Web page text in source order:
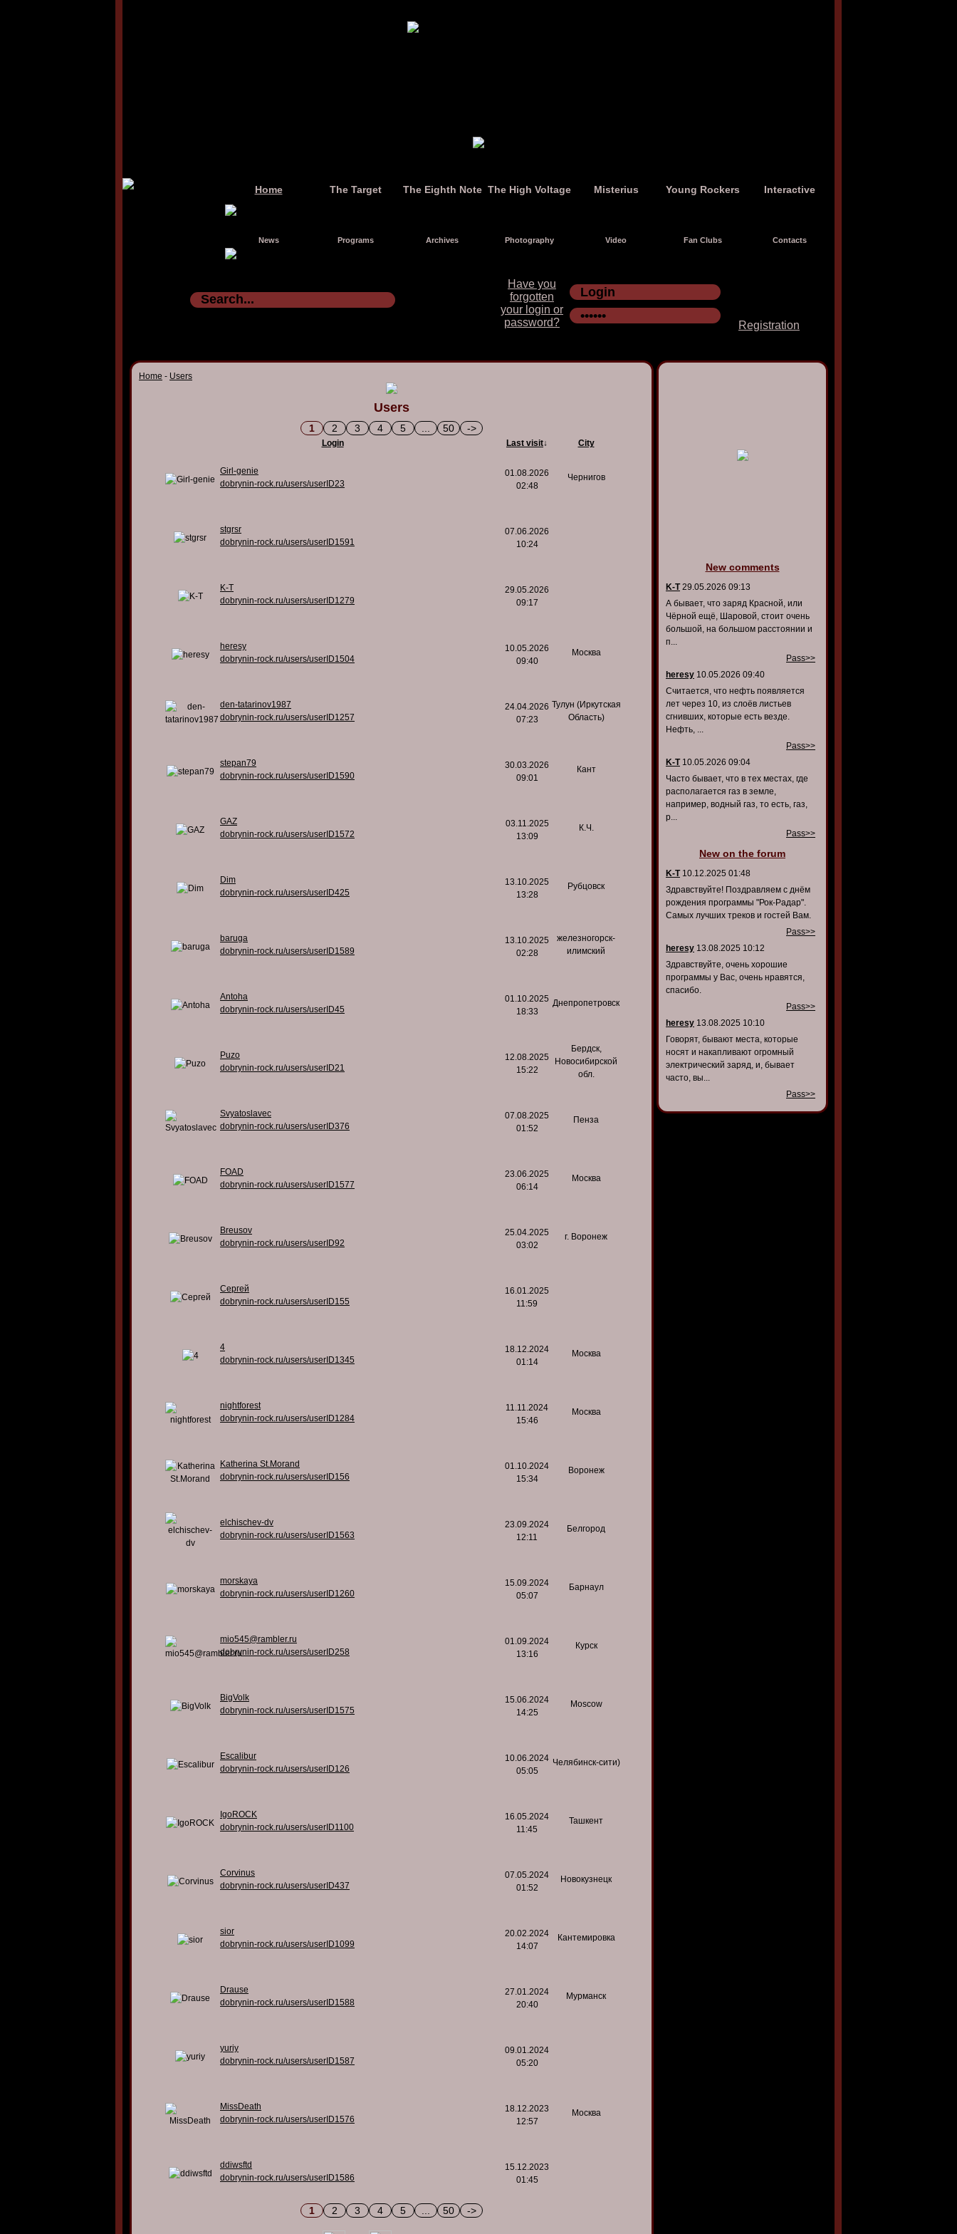
Home The Target The Eighth Note The High Voltage Misterius Young Rockers Interactive
News Programs Archives Photography Video Fan Clubs Contacts
Have you
forgotten
your login or
password?
Registration
Home - Users
Users
1 2 3 4 5 50 ->
Login Last visit↓ City
Girl-genie
dobrynin-rock.ru/users/userID23
01.08.2026
02:48
Чернигов
stgrsr
dobrynin-rock.ru/users/userID1591
07.06.2026
10:24
K-T
dobrynin-rock.ru/users/userID1279
29.05.2026
09:17
heresy
dobrynin-rock.ru/users/userID1504
10.05.2026
09:40
Москва
den-tatarinov1987
dobrynin-rock.ru/users/userID1257
24.04.2026
07:23
Тулун (Иркутская
Область)
stepan79
dobrynin-rock.ru/users/userID1590
30.03.2026
09:01
Кант
GAZ
dobrynin-rock.ru/users/userID1572
03.11.2025
13:09
К.Ч.
Dim
dobrynin-rock.ru/users/userID425
13.10.2025
13:28
Рубцовск
baruga
dobrynin-rock.ru/users/userID1589
13.10.2025
02:28
железногорск-
илимский
Antoha
dobrynin-rock.ru/users/userID45
01.10.2025
18:33
Днепропетровск
Puzo
dobrynin-rock.ru/users/userID21
12.08.2025
15:22
Бердск,
Новосибирской
обл.
Svyatoslavec
dobrynin-rock.ru/users/userID376
07.08.2025
01:52
Пенза
FOAD
dobrynin-rock.ru/users/userID1577
23.06.2025
06:14
Москва
Breusov
dobrynin-rock.ru/users/userID92
25.04.2025
03:02
г. Воронеж
Сергей
dobrynin-rock.ru/users/userID155
16.01.2025
11:59
4
dobrynin-rock.ru/users/userID1345
18.12.2024
01:14
Москва
nightforest
dobrynin-rock.ru/users/userID1284
11.11.2024
15:46
Москва
Katherina St.Morand
dobrynin-rock.ru/users/userID156
01.10.2024
15:34
Воронеж
elchischev-dv
dobrynin-rock.ru/users/userID1563
23.09.2024
12:11
Белгород
morskaya
dobrynin-rock.ru/users/userID1260
15.09.2024
05:07
Барнаул
mio545@rambler.ru
dobrynin-rock.ru/users/userID258
01.09.2024
13:16
Курск
BigVolk
dobrynin-rock.ru/users/userID1575
15.06.2024
14:25
Moscow
Escalibur
dobrynin-rock.ru/users/userID126
10.06.2024
05:05
Челябинск-сити)
IgoROCK
dobrynin-rock.ru/users/userID1100
16.05.2024
11:45
Ташкент
Corvinus
dobrynin-rock.ru/users/userID437
07.05.2024
01:52
Новокузнецк
sior
dobrynin-rock.ru/users/userID1099
20.02.2024
14:07
Кантемировка
Drause
dobrynin-rock.ru/users/userID1588
27.01.2024
20:40
Мурманск
yuriy
dobrynin-rock.ru/users/userID1587
09.01.2024
05:20
MissDeath
dobrynin-rock.ru/users/userID1576
18.12.2023
12:57
Москва
ddiwsftd
dobrynin-rock.ru/users/userID1586
15.12.2023
01:45
1 2 3 4 5 50 ->
New comments
K-T29.05.2026 09:13
А бывает, что заряд Красной, или
Чёрной ещё, Шаровой, стоит очень
большой, на большом расстоянии и
п...
Pass>>
heresy 10.05.2026 09:40
Считается, что нефть появляется
лет через 10, из слоёв листьев
сгнивших, которые есть везде.
Нефть, ...
Pass>>
K-T10.05.2026 09:04
Часто бывает, что в тех местах, где
располагается газ в земле,
например, водный газ, то есть, газ,
р...
Pass>>
New on the forum
K-T10.12.2025 01:48
Здравствуйте! Поздравляем с днём
рождения программы "Рок-Радар".
Самых лучших треков и гостей Вам.
Pass>>
heresy 13.08.2025 10:12
Здравствуйте, очень хорошие
программы у Вас, очень нравятся,
спасибо.
Pass>>
heresy 13.08.2025 10:10
Говорят, бывают места, которые
носят и накапливают огромный
электрический заряд, и, бывает
часто, вы...
Pass>>